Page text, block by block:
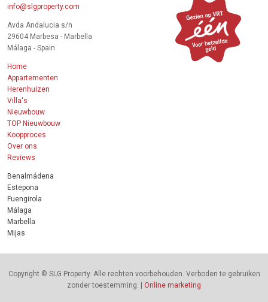
info@slgproperty.com
Avda Andalucia s/n
29604 Marbesa - Marbella
Málaga - Spain
Home
Appartementen
Herenhuizen
Villa's
Nieuwbouw
TOP Nieuwbouw
Koopproces
Over ons
Reviews
Benalmádena
Estepona
Fuengirola
Málaga
Marbella
Mijas
Copyright © SLG Property. Alle rechten voorbehouden. Verboden te gebruiken
zonder toestemming. | Online marketing